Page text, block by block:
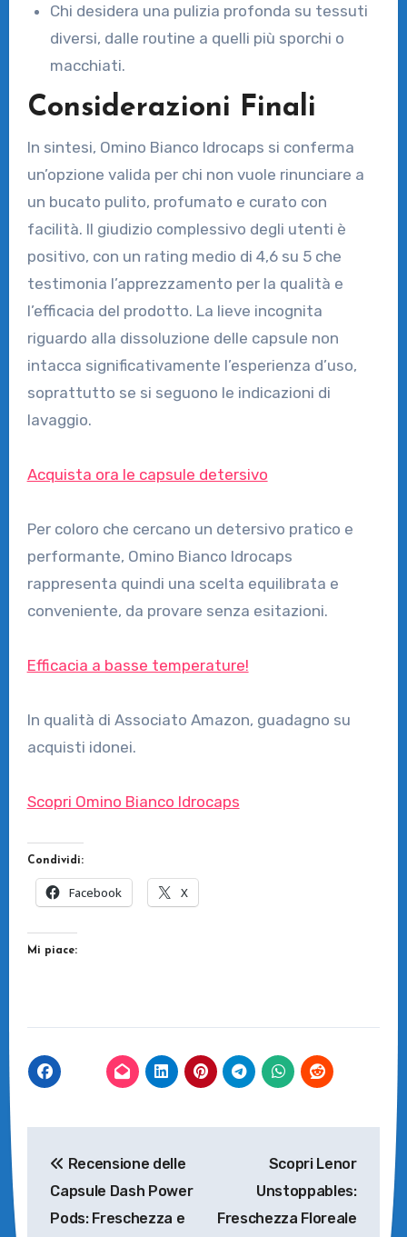
Chi desidera una pulizia profonda su tessuti
diversi, dalle routine a quelli più sporchi o
macchiati.
Considerazioni Finali
In sintesi, Omino Bianco Idrocaps si conferma
un’opzione valida per chi non vuole rinunciare a
un bucato pulito, profumato e curato con
facilità. Il giudizio complessivo degli utenti è
positivo, con un rating medio di 4,6 su 5 che
testimonia l’apprezzamento per la qualità e
l’efficacia del prodotto. La lieve incognita
riguardo alla dissoluzione delle capsule non
intacca significativamente l’esperienza d’uso,
soprattutto se si seguono le indicazioni di
lavaggio.
Acquista ora le capsule detersivo
Per coloro che cercano un detersivo pratico e
performante, Omino Bianco Idrocaps
rappresenta quindi una scelta equilibrata e
conveniente, da provare senza esitazioni.
Efficacia a basse temperature!
In qualità di Associato Amazon, guadagno su
acquisti idonei.
Scopri Omino Bianco Idrocaps
Condividi:
Facebook X
Mi piace:
articoli
Recensione delle
Capsule Dash Power
Pods: Freschezza e
Scopri Lenor
Unstoppables:
Freschezza Floreale